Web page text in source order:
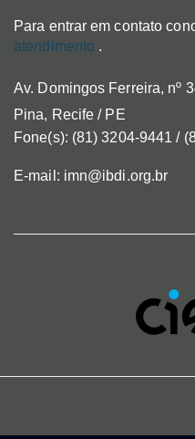
Para entrar em contato
atendimento .
Av. Domingos Ferreira, nº
Pina, Recife / PE
Fone(s): (81) 3204-9441 /
E-mail: imn@ibdi.org.br